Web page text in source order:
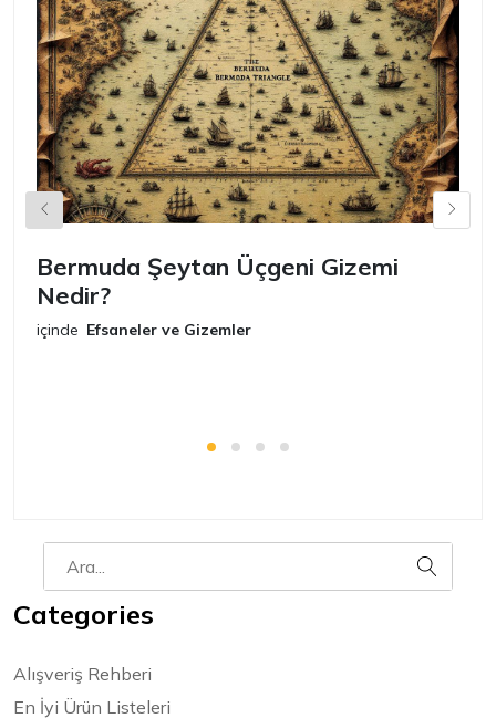
Bermuda Şeytan Üçgeni Gizemi
Nedir?
içinde Efsaneler ve Gizemler
Categories
Alışveriş Rehberi
En İyi Ürün Listeleri